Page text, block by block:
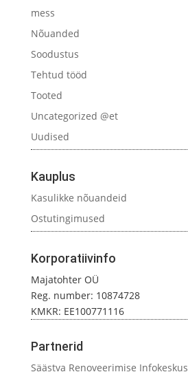
mess
Nõuanded
Soodustus
Tehtud tööd
Tooted
Uncategorized @et
Uudised
Kauplus
Kasulikke nõuandeid
Ostutingimused
Korporatiivinfo
Majatohter OÜ
Reg. number: 10874728
KMKR: EE100771116
Partnerid
Säästva Renoveerimise Infokeskus